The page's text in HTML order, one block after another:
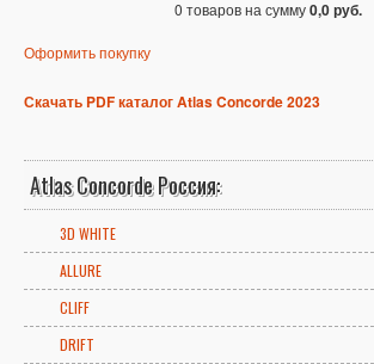
0 товаров на сумму0,0 руб.
Оформить покупку
Скачать PDF каталог Atlas Concorde 2023
Atlas Concorde Россия:
3D WHITE
ALLURE
CLIFF
DRIFT